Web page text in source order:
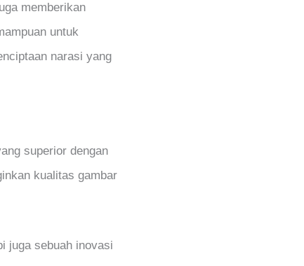
memberikan
untuk
narasi yang
superior dengan
kualitas gambar
juga sebuah inovasi